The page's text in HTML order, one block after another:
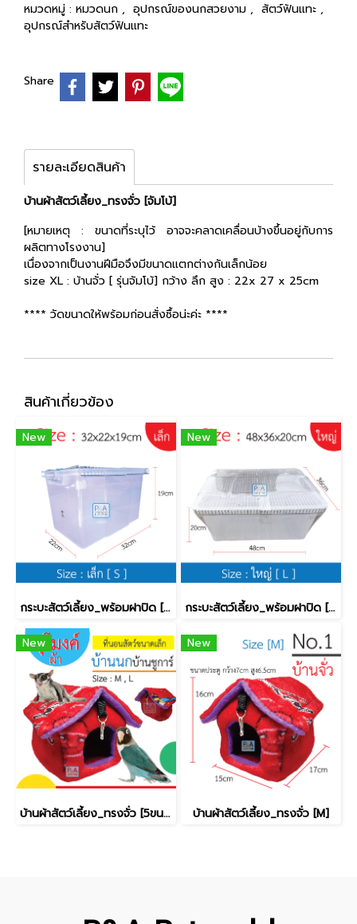
หมวดหมู่ : หมวดนก , อุปกรณ์ของนกสวยงาม , สัตว์ฟันแทะ ,
อุปกรณ์สำหรับสัตว์ฟันแทะ
Share
รายละเอียดสินค้า
บ้านผ้าสัตว์เลี้ยง_ทรงจั่ว [จัมโบ้]
[หมายเหตุ : ขนาดที่ระบุไว้ อาจจะคลาดเคลื่อนบ้างขึ้นอยู่กับการ
ผลิตทางโรงงาน]
เนื่องจากเป็นงานฝีมือจึงมีขนาดแตกต่างกันเล็กน้อย
size XL : บ้านจั่ว [ รุ่นจัมโบ้] กว้าง ลึก สูง : 22x 27 x 25cm
**** วัดขนาดให้พร้อมก่อนสั่งซื้อน่ะค่ะ ****
สินค้าเกี่ยวข้อง
New
กระบะสัตว์เลี้ยง_พร้อมฝาปิด [เล็ก]
New
กระบะสัตว์เลี้ยง_พร้อมฝาปิด [ใหญ่]
New
บ้านผ้าสัตว์เลี้ยง_ทรงจั่ว [5ขนาด]
New
บ้านผ้าสัตว์เลี้ยง_ทรงจั่ว [M]